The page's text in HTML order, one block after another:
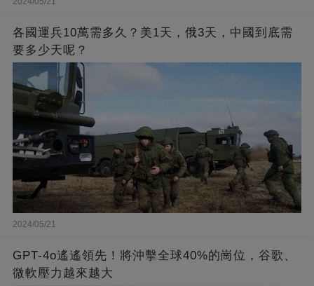
各國運兵10萬需多久？美1天，俄3天，中國到底需
要多少天呢？
2024/05/21
GPT-4o遙遙領先！將沖擊全球40%的崗位，谷歌、
微軟壓力越來越大